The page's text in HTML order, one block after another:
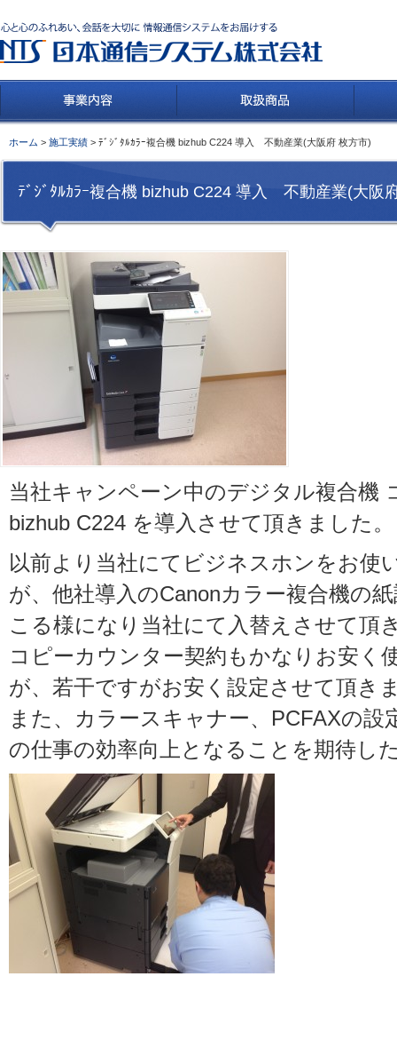
ホーム > 施工実績 > ﾃﾞｼﾞﾀﾙｶﾗｰ複合機 bizhub C224 導入 不動産業(大阪府 枚方市)
ﾃﾞｼﾞﾀﾙｶﾗｰ複合機 bizhub C224 導入 不動産業(大阪
当社キャンペーン中のデジタル複合機
bizhub C224 を導入させて頂きました。
以前より当社にてビジネスホンをお使
が、他社導入のCanonカラー複合機の
こる様になり当社にて入替えさせて頂
コピーカウンター契約もかなりお安く
が、若干ですがお安く設定させて頂き
また、カラースキャナー、PCFAXの設
の仕事の効率向上となることを期待し